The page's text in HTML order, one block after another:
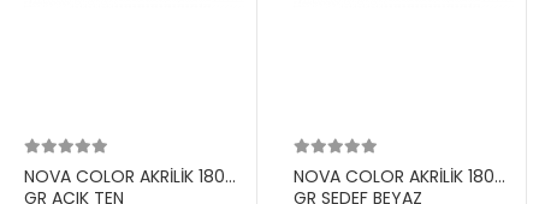
NOVA COLOR AKRİLİK 180
GR AÇIK TEN
NOVA COLOR AKRİLİK 180
GR SEDEF BEYAZ